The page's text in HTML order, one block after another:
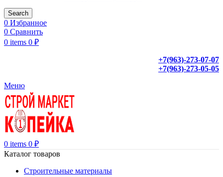
Search
0 Избранное
0 Сравнить
0 items 0 ₽
+7(963)-273-07-07
+7(963)-273-05-05
Меню
0 items 0 ₽
Каталог товаров
Строительные материалы